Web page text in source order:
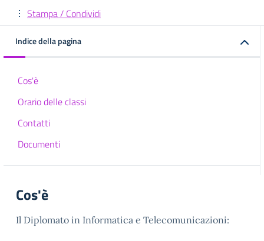
Stampa / Condividi
Indice della pagina
Cos'è
Orario delle classi
Contatti
Documenti
Cos'è
Il Diplomato in Informatica e Telecomunicazioni: